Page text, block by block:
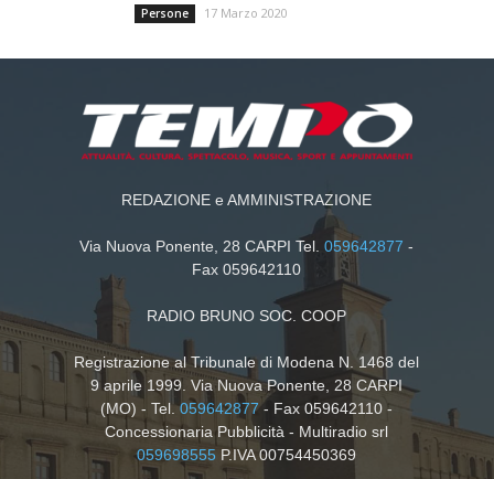
Persone 17 Marzo 2020
REDAZIONE e AMMINISTRAZIONE
Via Nuova Ponente, 28 CARPI Tel.059642877 -
Fax 059642110
RADIO BRUNO SOC. COOP
Registrazione al Tribunale di Modena N. 1468 del
9 aprile 1999. Via Nuova Ponente, 28 CARPI
(MO) - Tel.059642877- Fax 059642110 -
Concessionaria Pubblicità - Multiradio srl
059698555 P.IVA 00754450369